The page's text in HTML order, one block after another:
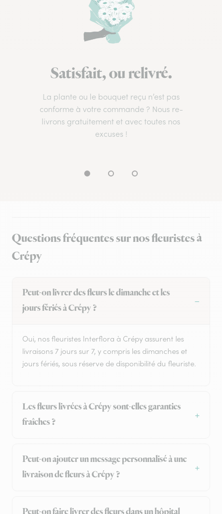
Satisfait, ou relivré.
La plante ou le bouquet reçu n’est pas
conforme à votre commande ? Nous re-
livrons gratuitement et avec toutes nos
excuses !
Questions fréquentes sur nos fleuristes à
Crépy
Peut-on livrer des fleurs le dimanche et les
jours fériés à Crépy ?
Oui, nos fleuristes Interflora à Crépy assurent les
livraisons 7 jours sur 7, y compris les dimanches et
jours fériés, sous réserve de disponibilité du fleuriste.
Les fleurs livrées à Crépy sont-elles garanties
fraîches ?
Peut-on ajouter un message personnalisé à une
livraison de fleurs à Crépy ?